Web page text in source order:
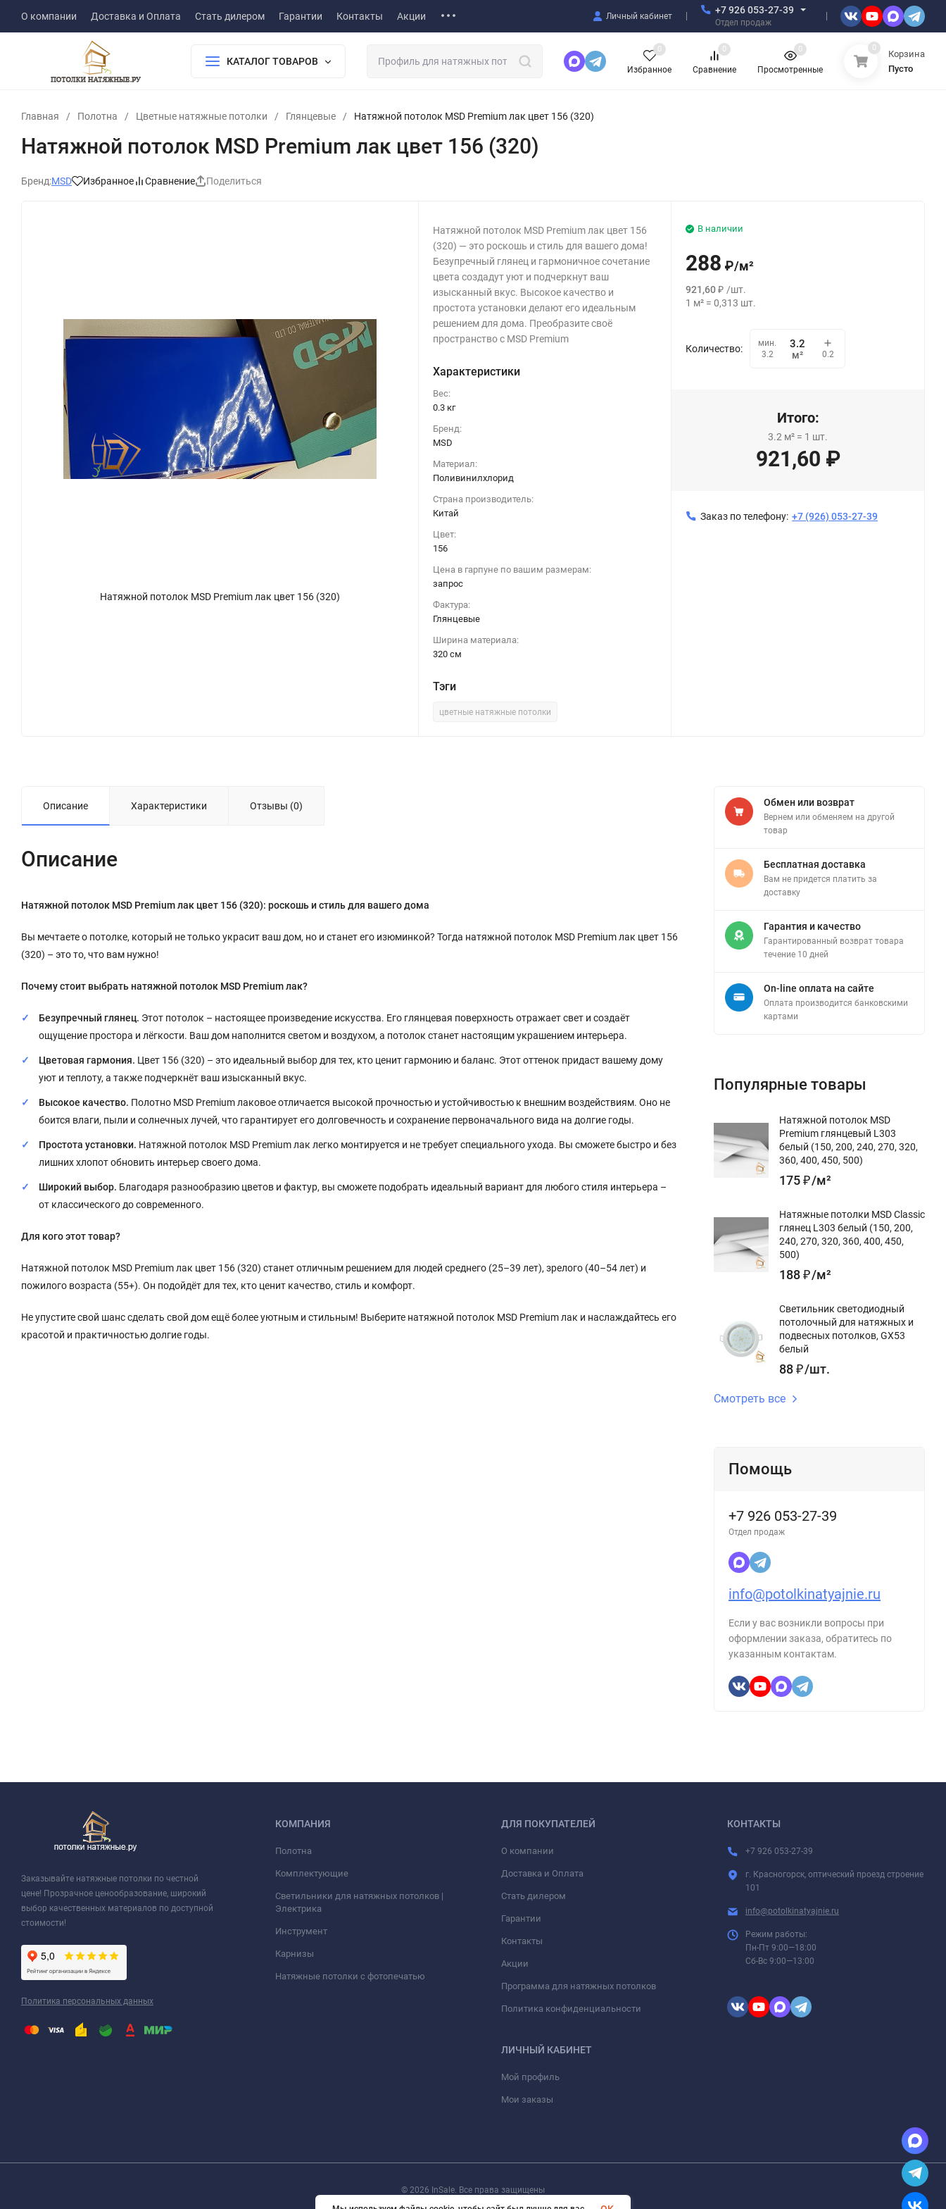
О компании Доставка и Оплата Стать дилером Гарантии Контакты Акции Личный кабинет
+7 926 053-27-39
Отдел продаж
КАТАЛОГ ТОВАРОВ
Избранное
0
Сравнение
0
Просмотренные
0 0
Корзина
Пусто
Главная / Полотна / Цветные натяжные потолки / Глянцевые / Натяжной потолок MSD Premium лак цвет 156 (320)
Натяжной потолок MSD Premium лак цвет 156 (320)
Бренд:MSD Избранное Сравнение Поделиться
Натяжной потолок MSD Premium лак цвет 156 (320)
Натяжной потолок MSD Premium лак цвет 156
(320) — это роскошь и стиль для вашего дома!
Безупречный глянец и гармоничное сочетание
цвета создадут уют и подчеркнут ваш
изысканный вкус. Высокое качество и
простота установки делают его идеальным
решением для дома. Преобразите своё
пространство с MSD Premium
Характеристики
Вес:
0.3 кг
Бренд:
MSD
Материал:
Поливинилхлорид
Страна производитель:
Китай
Цвет:
156
Цена в гарпуне по вашим размерам:
запрос
Фактура:
Глянцевые
Ширина материала:
320 см
Тэги
цветные натяжные потолки
В наличии
288 ₽/м²
921,60₽ /шт.
1 м² =0,313 шт.
Количество:
мин.
3.2
м² 0.2
Итого:
3.2 м² = 1 шт.
921,60 ₽
Заказ по телефону: +7 (926) 053-27-39
Описание Характеристики Отзывы (0)
Описание
Натяжной потолок MSD Premium лак цвет 156 (320): роскошь и стиль для вашего дома
Вы мечтаете о потолке, который не только украсит ваш дом, но и станет его изюминкой? Тогда натяжной потолок MSD Premium лак цвет 156
(320) – это то, что вам нужно!
Почему стоит выбрать натяжной потолок MSD Premium лак?
Безупречный глянец. Этот потолок – настоящее произведение искусства. Его глянцевая поверхность отражает свет и создаёт
ощущение простора и лёгкости. Ваш дом наполнится светом и воздухом, а потолок станет настоящим украшением интерьера.
Цветовая гармония. Цвет 156 (320) – это идеальный выбор для тех, кто ценит гармонию и баланс. Этот оттенок придаст вашему дому
уют и теплоту, а также подчеркнёт ваш изысканный вкус.
Высокое качество. Полотно MSD Premium лаковое отличается высокой прочностью и устойчивостью к внешним воздействиям. Оно не
боится влаги, пыли и солнечных лучей, что гарантирует его долговечность и сохранение первоначального вида на долгие годы.
Простота установки. Натяжной потолок MSD Premium лак легко монтируется и не требует специального ухода. Вы сможете быстро и без
лишних хлопот обновить интерьер своего дома.
Широкий выбор. Благодаря разнообразию цветов и фактур, вы сможете подобрать идеальный вариант для любого стиля интерьера –
от классического до современного.
Для кого этот товар?
Натяжной потолок MSD Premium лак цвет 156 (320) станет отличным решением для людей среднего (25–39 лет), зрелого (40–54 лет) и
пожилого возраста (55+). Он подойдёт для тех, кто ценит качество, стиль и комфорт.
Не упустите свой шанс сделать свой дом ещё более уютным и стильным! Выберите натяжной потолок MSD Premium лак и наслаждайтесь его
красотой и практичностью долгие годы.
Обмен или возврат
Вернем или обменяем на другой
товар
Бесплатная доставка
Вам не придется платить за
доставку
Гарантия и качество
Гарантированный возврат товара
течение 10 дней
On-line оплата на сайте
Оплата производится банковскими
картами
Популярные товары
Натяжной потолок MSD
Premium глянцевый L303
белый (150, 200, 240, 270, 320,
360, 400, 450, 500)
175₽/м²
Натяжные потолки MSD Classic
глянец L303 белый (150, 200,
240, 270, 320, 360, 400, 450,
500)
188₽/м²
Светильник светодиодный
потолочный для натяжных и
подвесных потолков, GX53
белый
88₽/шт.
Смотреть все
Помощь
+7 926 053-27-39
Отдел продаж
info@potolkinatyajnie.ru
Если у вас возникли вопросы при
оформлении заказа, обратитесь по
указанным контактам.
Заказывайте натяжные потолки по честной
цене! Прозрачное ценообразование, широкий
выбор качественных материалов по доступной
стоимости!
Политика персональных данных
КОМПАНИЯ
Полотна
Комплектующие
Светильники для натяжных потолков |
Электрика
Инструмент
Карнизы
Натяжные потолки с фотопечатью
ДЛЯ ПОКУПАТЕЛЕЙ
О компании
Доставка и Оплата
Стать дилером
Гарантии
Контакты
Акции
Программа для натяжных потолков
Политика конфиденциальности
ЛИЧНЫЙ КАБИНЕТ
Мой профиль
Мои заказы
КОНТАКТЫ
+7 926 053-27-39
г. Красногорск, оптический проезд строение
101
info@potolkinatyajnie.ru
Режим работы:
Пн-Пт 9:00—18:00
Сб-Вс 9:00—13:00
© 2026 InSale. Все права защищены